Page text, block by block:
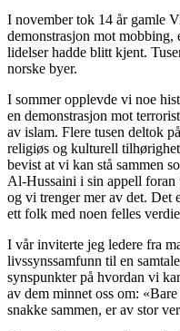
I november tok 14 år gamle
demonstrasjon mot mobbing,
lidelser hadde blitt kjent.
norske byer.
I sommer opplevde vi noe
en demonstrasjon mot
av islam. Flere tusen deltok
religiøs og kulturell
bevist at vi kan stå sammen
Al-Hussaini i sin appell foran
og vi trenger mer av det. Det
ett folk med noen felles
I vår inviterte jeg ledere fra
livssynssamfunn til en
synspunkter på hvordan vi
av dem minnet oss om:
snakke sammen, er av stor